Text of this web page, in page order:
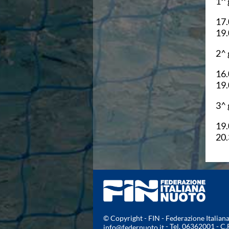
Azzurri
News
Flash News
Norme e documenti
Risultati e Classifiche
Azzurri
Salvamento
Norme e documenti
Risultati e Classifiche
Albi d'oro - Primati
News
Master
2^
3^
© Copyright - FIN - Federazione
info@federnuoto.it- Tel. 06362001 -